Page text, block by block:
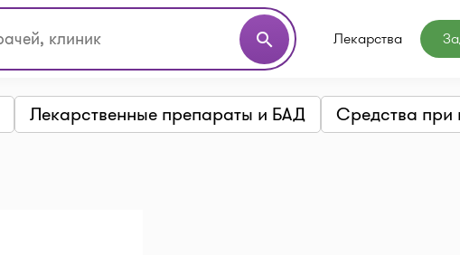
search Лекарства
Лекарственные препараты и БАД Средства при